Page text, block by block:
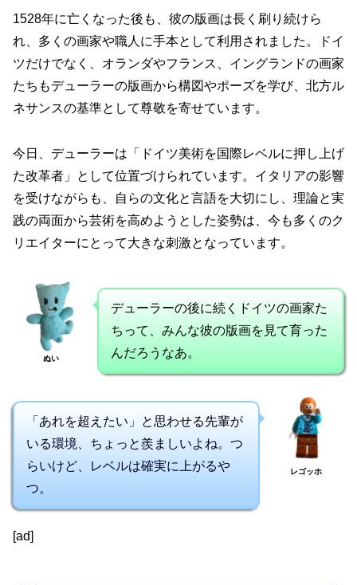
1528年に亡くなった後も、彼の版画は長く刷り続けら
れ、多くの画家や職人に手本として利用されました。ドイ
ツだけでなく、オランダやフランス、イングランドの画家
たちもデューラーの版画から構図やポーズを学び、北方ル
ネサンスの基準として尊敬を寄せています。
今日、デューラーは「ドイツ美術を国際レベルに押し上げ
た改革者」として位置づけられています。イタリアの影響
を受けながらも、自らの文化と言語を大切にし、理論と実
践の両面から芸術を高めようとした姿勢は、今も多くのク
リエイターにとって大きな刺激となっています。
ぬい
デューラーの後に続くドイツの画家た
ちって、みんな彼の版画を見て育った
んだろうなあ。
「あれを超えたい」と思わせる先輩が
いる環境、ちょっと羨ましいよね。つ
らいけど、レベルは確実に上がるや
つ。
レゴッホ
[ad]